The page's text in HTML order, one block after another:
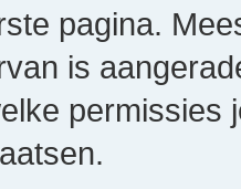
pagina.
is
permissies